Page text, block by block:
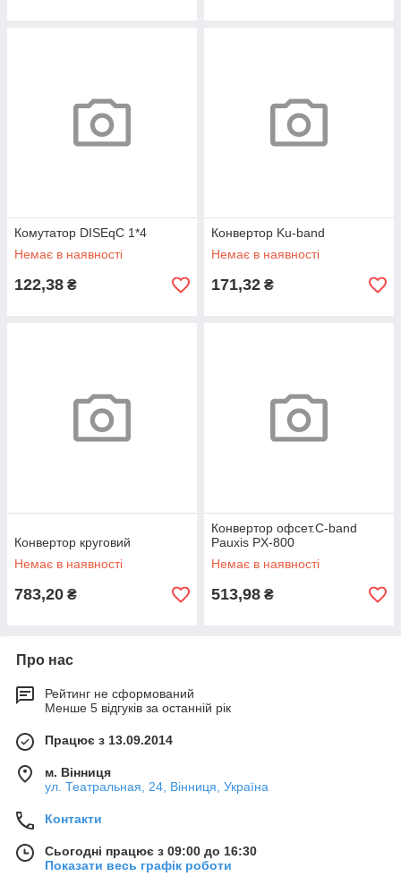
Комутатор DISEqC 1*4
Немає в наявності
122,38 ₴
Конвертор Ku-band
Немає в наявності
171,32 ₴
Конвертор круговий
Немає в наявності
783,20 ₴
Конвертор офсет.C-band
Pauxis PX-800
Немає в наявності
513,98 ₴
Про нас
Рейтинг не сформований
Менше 5 відгуків за останній рік
Працює з 13.09.2014
м. Вінниця
ул. Театральная, 24, Вінниця, Україна
Контакти
Сьогодні працює з 09:00 до 16:30
Показати весь графік роботи